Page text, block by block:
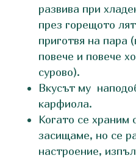
развива при
през горещото
приготвя на пара
повече и повече
сурово).
Вкусът му
карфиола.
Когато се храним
засищаме, но се
настроение,